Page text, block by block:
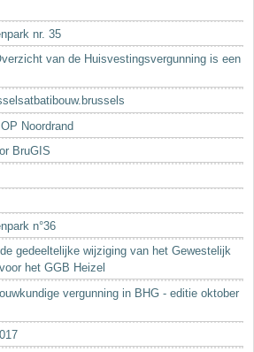
nr. 35
van de Huisvestingsvergunning is een
Noordrand
BruGIS
n°36
gedeeltelijke wijziging van het Gewestelijk
het GGB Heizel
vergunning in BHG - editie oktober